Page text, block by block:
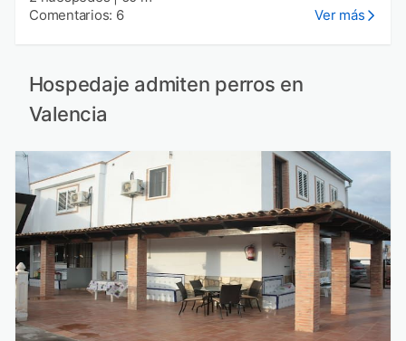
Comentarios: 6
Ver más
Hospedaje admiten perros en
Valencia